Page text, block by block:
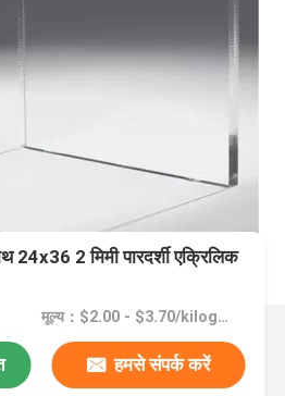
24x36 2 मिमी पारदर्शी एक्रिलिक
मूल्य：$2.00 - $3.70/kilograms
हमसे संपर्क करें